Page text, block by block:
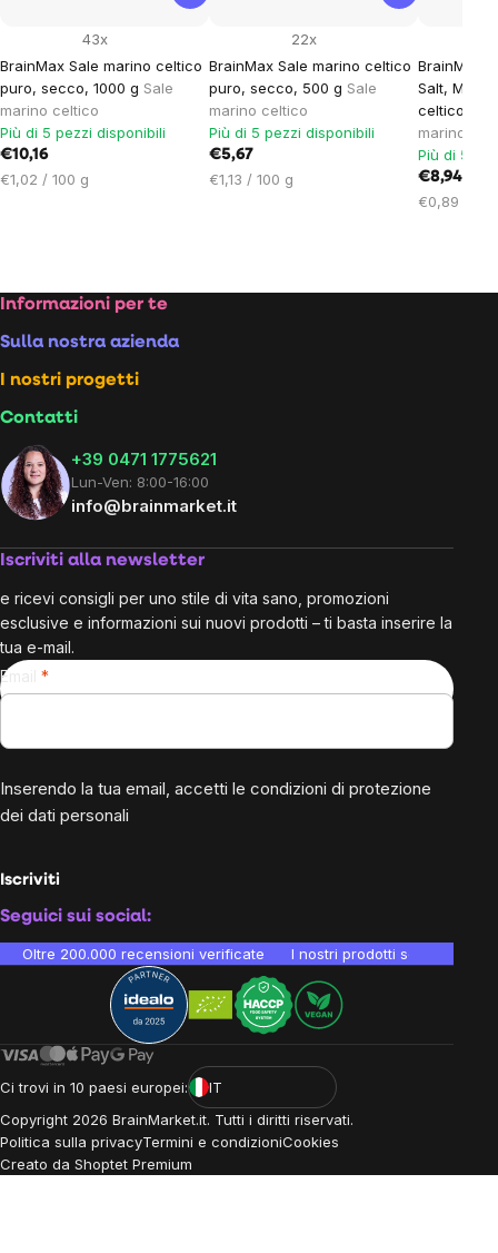
BrainMax Sale marino celtico
puro, secco, 1000 g Sale
marino celtico
43x
Più di 5 pezzi disponibili
€10,16
Prezzo
€1,02 / 100 g
BrainMax Sale marino celtico
puro, secco, 500 g Sale
marino celtico
22x
Più di 5 pezzi disponibili
€5,67
Prezzo
€1,13 / 100 g
BrainMax
Salt,
celtico,
marino
Più di 5
€8,94
Prezzo
€0,89 /
Footer
Informazioni per te
Sulla nostra azienda
I nostri progetti
Contatti
+39 0471 1775621
Lun-Ven: 8:00-16:00
info@brainmarket.it
Iscriviti alla newsletter
e ricevi consigli per uno stile di vita sano, promozioni
esclusive e informazioni sui nuovi prodotti – ti basta inserire la
tua e-mail.
Email
Inserendo la tua email, accetti le condizioni di protezione
dei dati personali
Iscriviti
Seguici sui social:
Oltre 200.000 recensioni verificate I nostri prodotti sono testati
Ci trovi in 10 paesi europei:
IT
Copyright 2026 BrainMarket.it. Tutti i diritti riservati.
Politica sulla privacyTermini e condizioniCookies
Creato da Shoptet Premium